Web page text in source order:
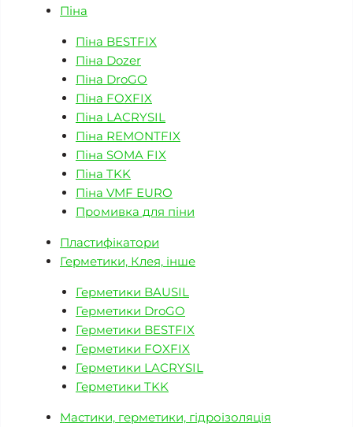
Піна
Піна BESTFIX
Піна Dozer
Піна DroGO
Піна FOXFIX
Піна LACRYSIL
Піна REMONTFIX
Піна SOMA FIX
Піна TKK
Піна VMF EURO
Промивка для піни
Пластифікатори
Герметики, Клея, інше
Герметики BAUSIL
Герметики DroGO
Герметики BESTFIX
Герметики FOXFIX
Герметики LACRYSIL
Герметики TKK
Мастики, герметики, гідроізоляція